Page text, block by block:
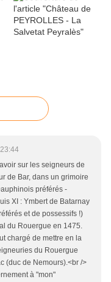
sur les seigneurs de
de Bar, dans un grimoire
préférés -
XI : Ymbert de Batarnay
et de possessifs !)
du Rouergue en 1475.
chargé de mettre en la
du Rouergue
(duc de Nemours).<br />
à "mon"